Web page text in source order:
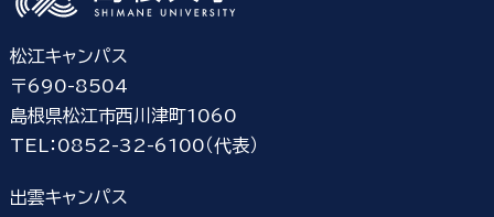
松江キャンパス
〒690-8504
島根県松江市西川津町1060
TEL：0852-32-6100（代表）
出雲キャンパス